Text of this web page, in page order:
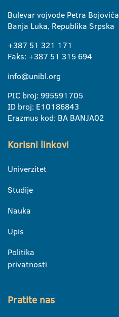
Bulevar vojvode Petra Bojovića
Banja Luka, Republika Srpska
+387 51 321 171
Faks: +387 51 315 694
info@unibl.org
PIC broj: 995591705
ID broj: E10186843
Erazmus kod: BA BANJA02
Korisni linkovi
Univerzitet
Studije
Nauka
Upis
Politika
privatnosti
Pratite nas